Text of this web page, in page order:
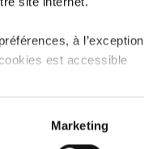
à l’exception
est accessible
sur les réseaux
être affectées en
Marketing
PDF, 75.4 KB